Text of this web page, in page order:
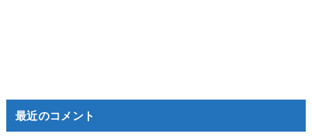
最近のコメント